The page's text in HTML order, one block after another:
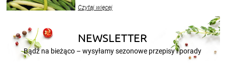
nasze propozycje!
Czytaj więcej
NEWSLETTER
Bądź na bieżąco – wysyłamy sezonowe przepisy i porady